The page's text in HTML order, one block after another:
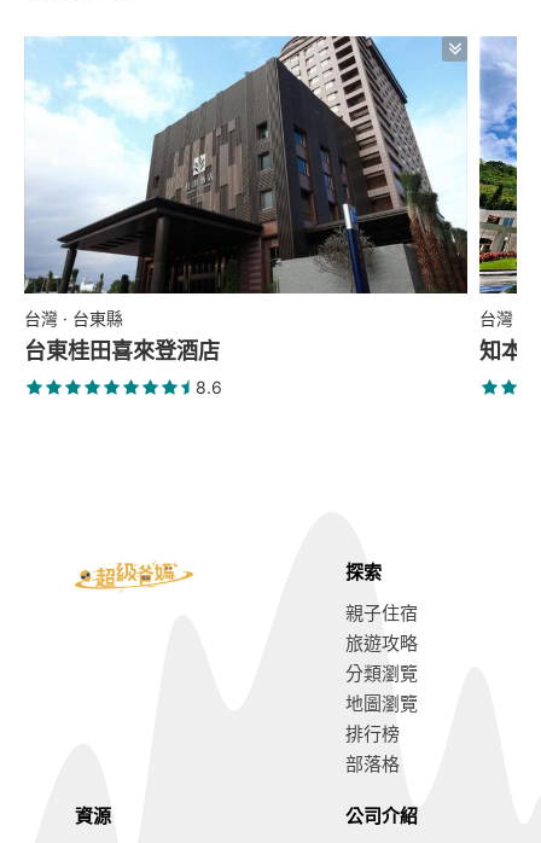
台灣 · 台東縣
台東桂田喜來登酒店
8.6
台灣 ·
知本
探索
親子住宿
旅遊攻略
分類瀏覽
地圖瀏覽
排行榜
部落格
資源 公司介紹